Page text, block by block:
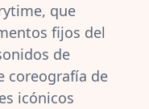
que
fijos del
de
coreografía de
icónicos